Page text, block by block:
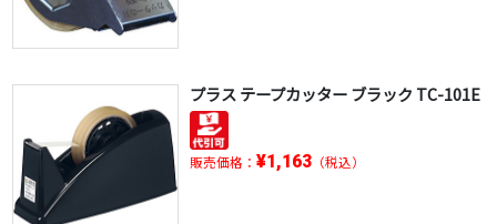
プラス テープカッター ブラック TC-101E
販売価格： ¥1,163（税込）